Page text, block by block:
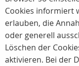
Cookies informiert
erlauben, die
oder generell
Löschen der
aktivieren. Bei der